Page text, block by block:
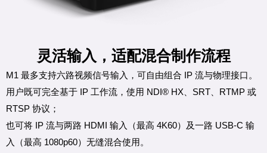
灵活输入，适配混合制作流程
M1 最多支持六路视频信号输入，可自由组合 IP 流与物理接口。
用户既可完全基于 IP 工作流，使用 NDI® HX、SRT、RTMP 或
RTSP 协议；
也可将 IP 流与两路 HDMI 输入（最高 4K60）及一路 USB-C 输
入（最高 1080p60）无缝混合使用。